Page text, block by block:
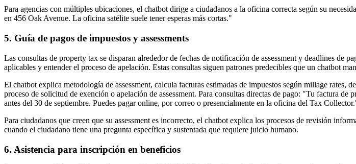
Para agencias con múltiples ubicaciones, el chatbot dirige a ciudadanos a la oficina correcta según su
en 456 Oak Avenue. La oficina satélite suele tener esperas más cortas."
5. Guía de pagos de impuestos y assessments
Las consultas de property tax se disparan alrededor de fechas de notificación de assessment y deadlines de
aplicables y entender el proceso de apelación. Estas consultas siguen patrones predecibles que un chatbot
El chatbot explica metodología de assessment, calcula facturas estimadas de impuestos según millage
proceso de solicitud de exención o apelación de assessment. Para consultas directas de pago: "Tu factura
antes del 30 de septiembre. Puedes pagar online, por correo o presencialmente en la oficina del Tax
Para ciudadanos que creen que su assessment es incorrecto, el chatbot explica los procesos de revisión
cuando el ciudadano tiene una pregunta específica y sustentada que requiere juicio humano.
6. Asistencia para inscripción en beneficios